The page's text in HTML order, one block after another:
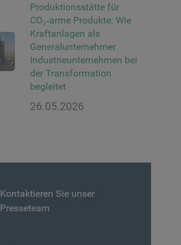
Produktionsstätte für
CO₂‑arme Produkte: Wie
Kraftanlagen als
Generalunternehmer
Industrieunternehmen bei
der Transformation
begleitet
26.05.2026
Kontaktieren Sie unser
Presseteam